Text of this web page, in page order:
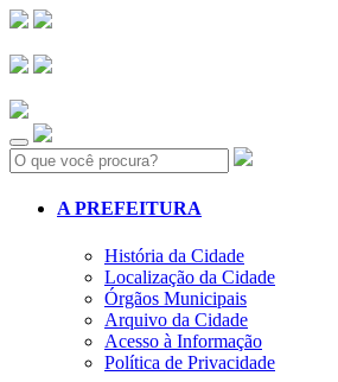
Search:
A PREFEITURA
História da Cidade
Localização da Cidade
Órgãos Municipais
Arquivo da Cidade
Acesso à Informação
Política de Privacidade